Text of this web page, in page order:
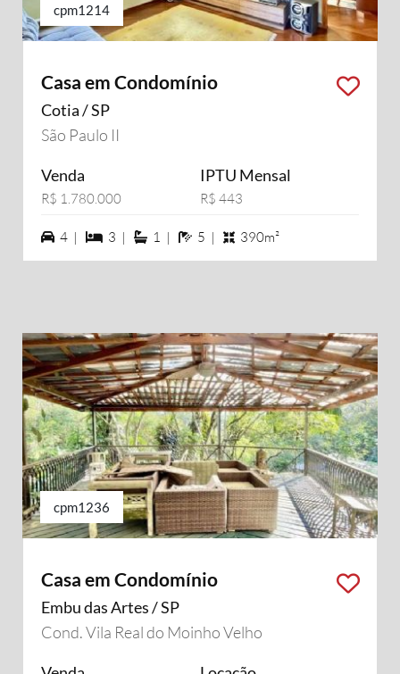
cpm1214
Casa em Condomínio
Cotia / SP
São Paulo II
Venda
R$ 1.780.000
IPTU Mensal
R$ 443
4 vagas na garagem
4 | 3 dormiórios
3 | 1 suítes
1 | 5 banheiros
5 | 390m²
cpm1236
Casa em Condomínio
Embu das Artes / SP
Cond. Vila Real do Moinho Velho